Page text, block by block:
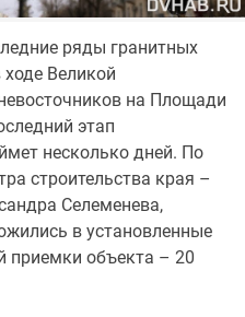
ряды гранитных
Великой
на Площади
этап
несколько дней. По
строительства края –
Селеменева,
в установленные
приемки объекта – 20